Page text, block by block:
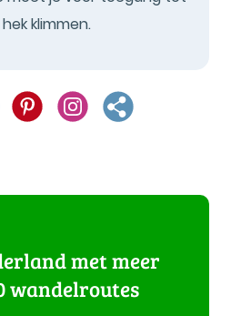
klimmen.
met meer
wandelroutes